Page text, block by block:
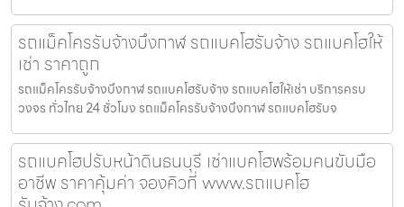
รถแม็คโครรับจ้างบึงกาฬ รถแบคโฮรับจ้าง รถแบคโฮให้
เช่า ราคาถูก
รถแม็คโครรับจ้างบึงกาฬ รถแบคโฮรับจ้าง รถแบคโฮให้เช่า บริการครบ
วงจร ทั่วไทย 24 ชั่วโมง รถแม็คโครรับจ้างบึงกาฬ รถแบคโฮรับจ
รถแบคโฮปรับหน้าดินธนบุรี เช่าแบคโฮพร้อมคนขับมือ
อาชีพ ราคาคุ้มค่า จองคิวที่ www.รถแบคโฮ